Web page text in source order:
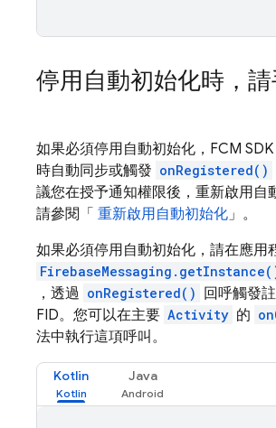
停用自動初始化時，
如果必須停用自動初始化， FCM
時自動同步或觸發 onRegistered()
議您在授予通知權限後，重新啟用自
請參閱「 重新啟用自動初始化」。
如果必須停用自動初始化，請在應用
，透過 onRegistered()
回呼觸發
FID。您可以在主要 Activity 的
法中執行這項呼叫。
Kotlin Java